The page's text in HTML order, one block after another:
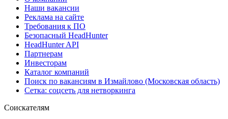
Наши вакансии
Реклама на сайте
Требования к ПО
Безопасный HeadHunter
HeadHunter API
Партнерам
Инвесторам
Каталог компаний
Поиск по вакансиям в Измайлово (Московская область)
Сетка: соцсеть для нетворкинга
Соискателям